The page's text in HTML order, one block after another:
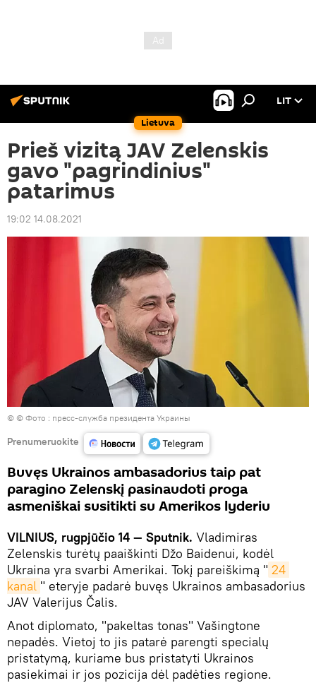
Lietuva
LIT
Prieš vizitą JAV Zelenskis
gavo "pagrindinius"
patarimus
19:02 14.08.2021
© © Фото : пресс-служба президента Украины
Prenumeruokite
Buvęs Ukrainos ambasadorius taip pat
paragino Zelenskį pasinaudoti proga
asmeniškai susitikti su Amerikos lyderiu
VILNIUS, rugpjūčio 14 — Sputnik. Vladimiras
Zelenskis turėtų paaiškinti Džo Baidenui, kodėl
Ukraina yra svarbi Amerikai. Tokį pareiškimą " 24
kanal " eteryje padarė buvęs Ukrainos ambasadorius
JAV Valerijus Čalis.
Anot diplomato, "pakeltas tonas" Vašingtone
nepadės. Vietoj to jis patarė parengti specialų
pristatymą, kuriame bus pristatyti Ukrainos
pasiekimai ir jos pozicija dėl padėties regione.